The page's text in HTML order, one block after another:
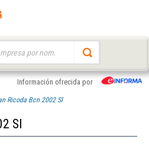
Información ofrecida por
Ricoda Bcn 2002 Sl
Sl